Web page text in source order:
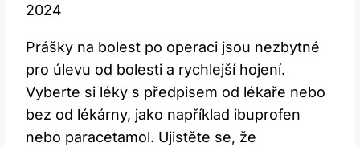
2024
Prášky na bolest po operaci jsou nezbytné
pro úlevu od bolesti a rychlejší hojení.
Vyberte si léky s předpisem od lékaře nebo
bez od lékárny, jako například ibuprofen
nebo paracetamol. Ujistěte se, že